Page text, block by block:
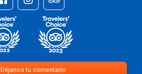
Déjanos tu comentario